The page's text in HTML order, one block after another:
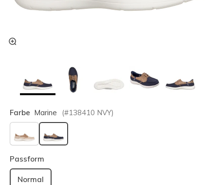
Farbe Marine (#138410 NVY)
ausgewählt
Passform
Normal